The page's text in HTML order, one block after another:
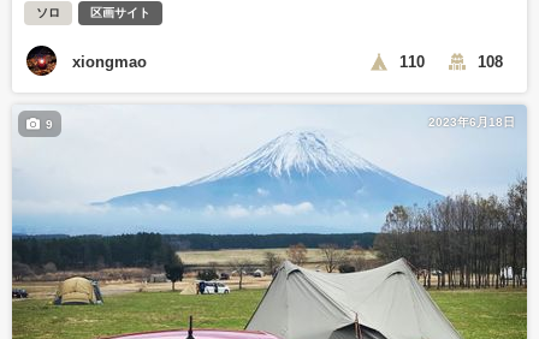
ソロ 区画サイト
xiongmao 110 108
2023年6月18日
9